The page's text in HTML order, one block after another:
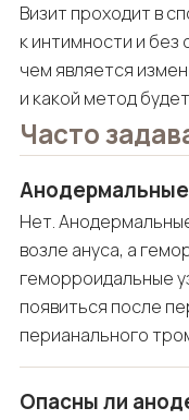
Визит проходит в
к интимности и без
чем является
и какой метод
Часто
Нет.
возле ануса, а
геморроидальные
появиться после
перианального
Опасны ли